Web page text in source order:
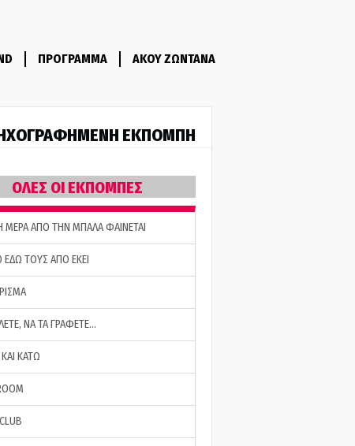
ΠΡΟΓΡΑΜΜΑ ΑΚΟΥ ΖΩΝΤΑΝΑ
ΕΚΠΟΜΠΗ
ΟΛΕΣ ΟΙ ΕΚΠΟΜΠΕΣ
ΜΕΡΑ ΑΠΟ ΤΗΝ ΜΠΑΛΑ ΦΑΙΝΕΤΑΙ
ΕΔΩ ΤΟΥΣ ΑΠΟ ΕΚΕΙ
ΝΑ ΤΑ ΓΡΑΦΕΤΕ…
ΚΑΤΩ